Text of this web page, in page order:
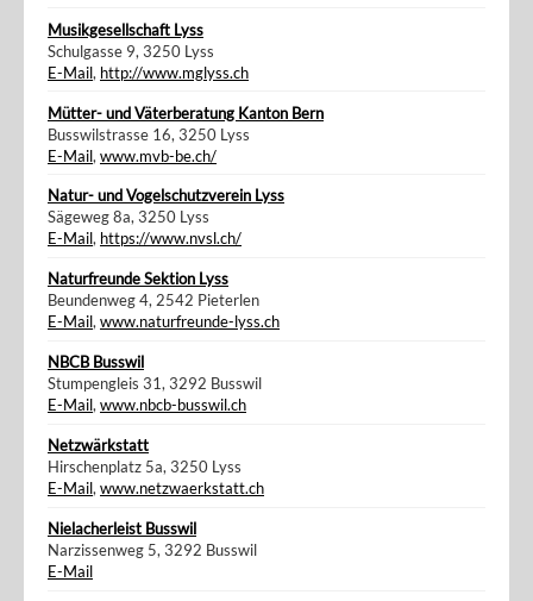
Musikgesellschaft Lyss
Schulgasse 9, 3250 Lyss
E-Mail, http://www.mglyss.ch
Mütter- und Väterberatung Kanton Bern
Busswilstrasse 16, 3250 Lyss
E-Mail, www.mvb-be.ch/
Natur- und Vogelschutzverein Lyss
Sägeweg 8a, 3250 Lyss
E-Mail, https://www.nvsl.ch/
Naturfreunde Sektion Lyss
Beundenweg 4, 2542 Pieterlen
E-Mail,www.naturfreunde-lyss.ch
NBCB Busswil
Stumpengleis 31, 3292 Busswil
E-Mail,www.nbcb-busswil.ch
Netzwärkstatt
Hirschenplatz 5a, 3250 Lyss
E-Mail,www.netzwaerkstatt.ch
Nielacherleist Busswil
Narzissenweg 5, 3292 Busswil
E-Mail